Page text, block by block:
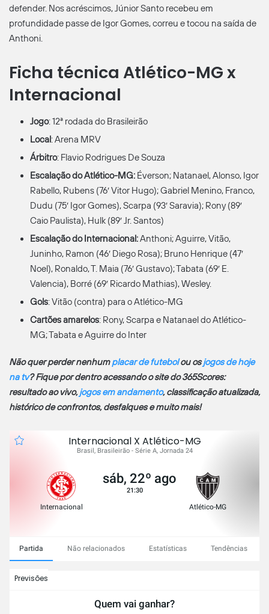
defender. Nos acréscimos, Júnior Santo recebeu em
profundidade passe de Igor Gomes, correu e tocou na saída de
Anthoni.
Ficha técnica Atlético-MG x
Internacional
Jogo: 12ª rodada do Brasileirão
Local: Arena MRV
Árbitro: Flavio Rodrigues De Souza
Escalação do Atlético-MG: Éverson; Natanael, Alonso, Igor
Rabello, Rubens (76′ Vitor Hugo); Gabriel Menino, Franco,
Dudu (75′ Igor Gomes), Scarpa (93′ Saravia); Rony (89′
Caio Paulista), Hulk (89′ Jr. Santos)
Escalação do Internacional:Anthoni; Aguirre, Vitão,
Juninho, Ramon (46′ Diego Rosa); Bruno Henrique (47′
Noel), Ronaldo, T. Maia (76′ Gustavo); Tabata (69′ E.
Valencia), Borré (69′ Ricardo Mathias), Wesley.
Gols: Vitão (contra) para o Atlético-MG
Cartões amarelos: Rony, Scarpa e Natanael do Atlético-
MG; Tabata e Aguirre do Inter
Não quer perder nenhumplacar de futebolou osjogos de hoje
na tv? Fique por dentro acessando o site do 365Scores:
resultado ao vivo,jogos em andamento, classificação atualizada,
histórico de confrontos, desfalques e muito mais!
Internacional X Atlético-MG
Brasil, Brasileirão - Série A, Jornada 24
Internacional
sáb, 22º ago
21:30
Atlético-MG
Partida Não relacionados Estatísticas Tendências
Previsões
Quem vai ganhar?